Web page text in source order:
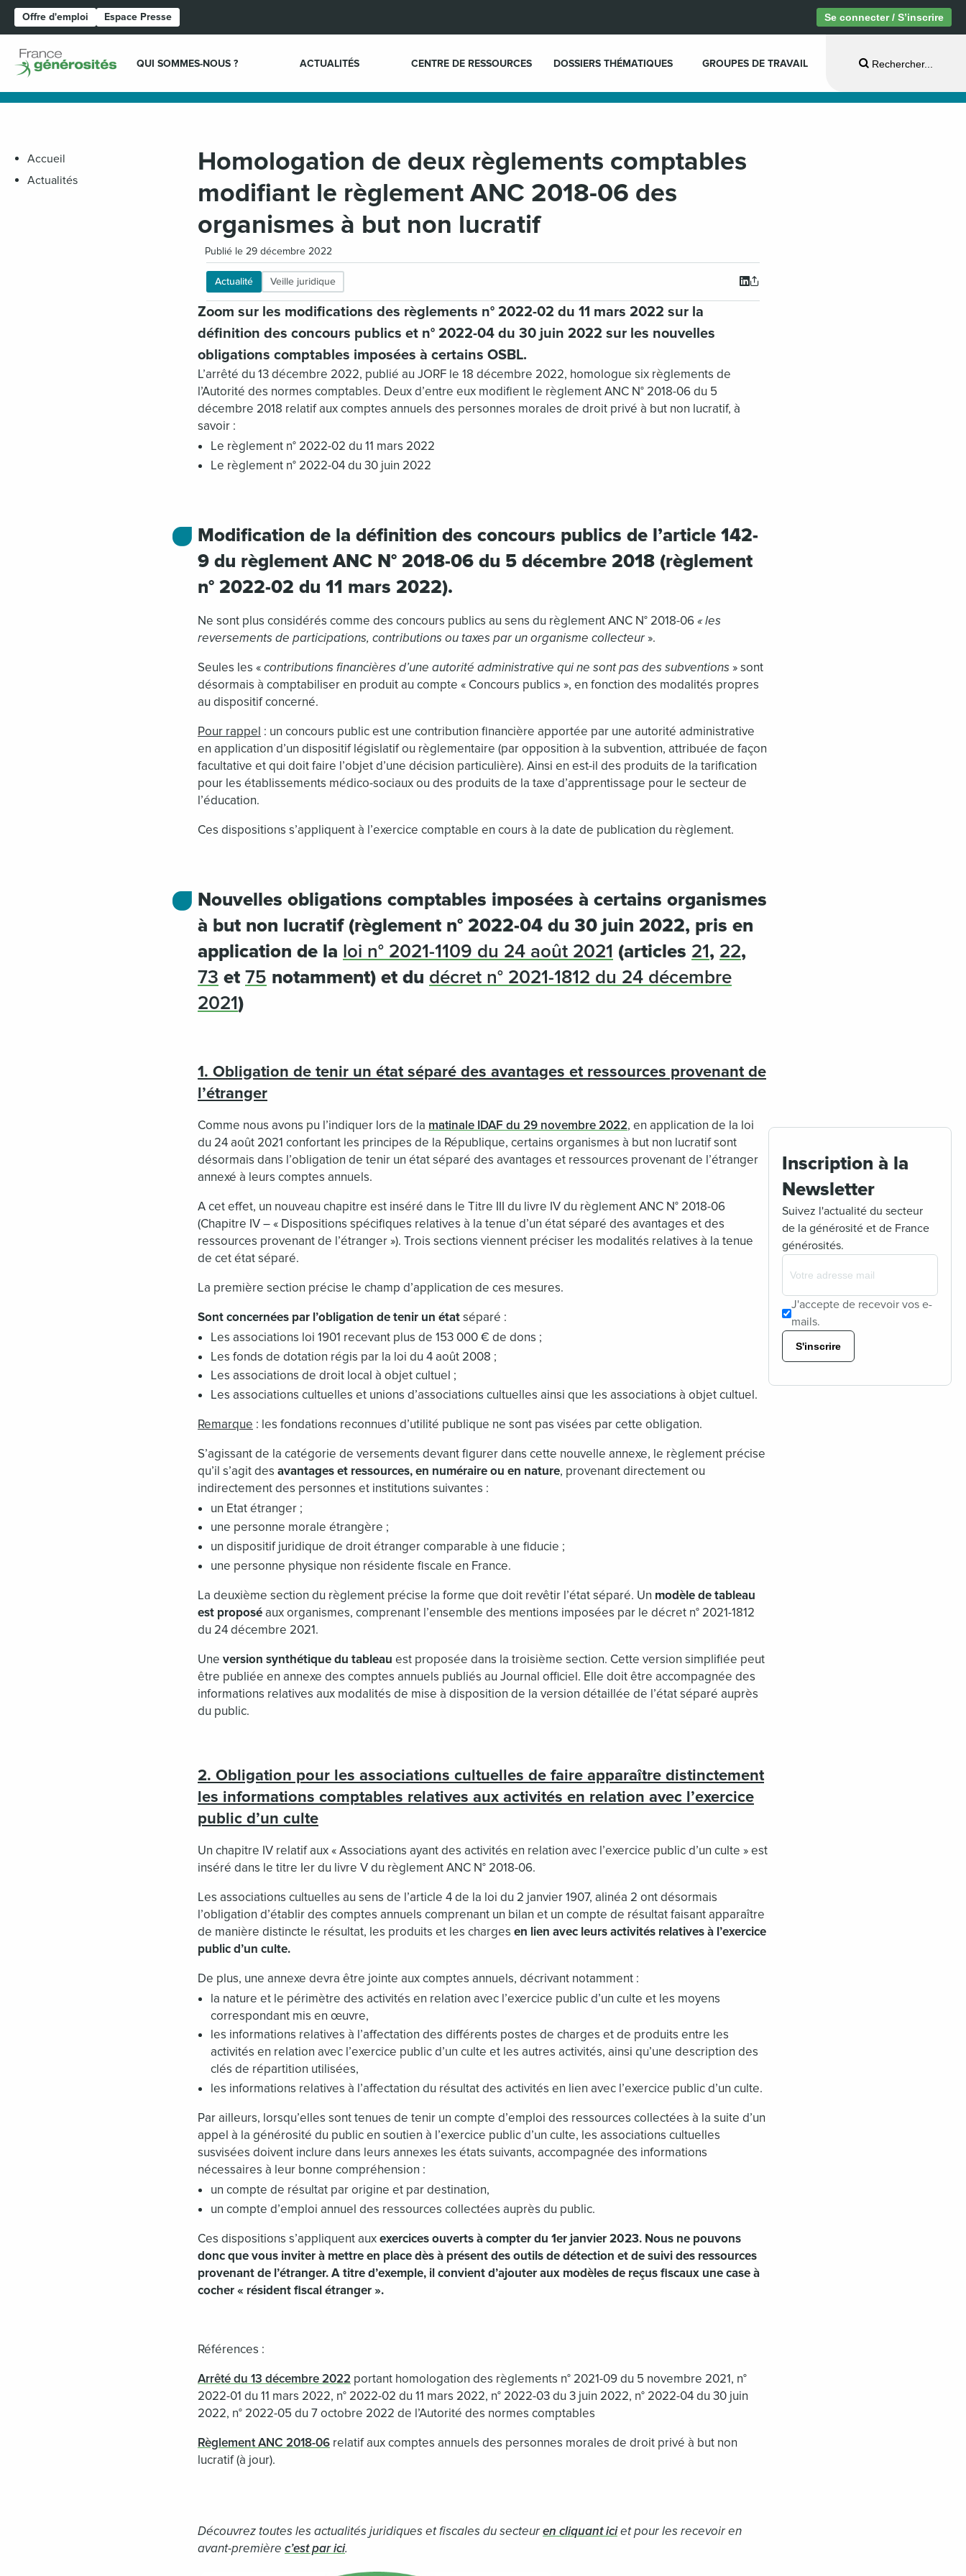
Offre d'emploi Espace Presse Se connecter / S’inscrire
QUI SOMMES-NOUS ? ACTUALITÉS CENTRE DE RESSOURCES DOSSIERS THÉMATIQUES GROUPES DE TRAVAIL Rechercher...
Accueil
Actualités
Homologation de deux règlements comptables
modifiant le règlement ANC 2018-06 des
organismes à but non lucratif
Publié le 29 décembre 2022
Actualité Veille juridique
Zoom sur les modifications des règlements n° 2022-02 du 11 mars 2022 sur la
définition des concours publics et n° 2022-04 du 30 juin 2022 sur les nouvelles
obligations comptables imposées à certains OSBL.
L’arrêté du 13 décembre 2022, publié au JORF le 18 décembre 2022, homologue six règlements de
l’Autorité des normes comptables. Deux d’entre eux modifient le règlement ANC N° 2018-06 du 5
décembre 2018 relatif aux comptes annuels des personnes morales de droit privé à but non lucratif, à
savoir :
Le règlement n° 2022-02 du 11 mars 2022
Le règlement n° 2022-04 du 30 juin 2022
Modification de la définition des concours publics de l’article 142-
9 du règlement ANC N° 2018-06 du 5 décembre 2018 (règlement
n° 2022-02 du 11 mars 2022).
Ne sont plus considérés comme des concours publics au sens du règlement ANC N° 2018-06« les
reversements de participations, contributions ou taxes par un organisme collecteur».
Seules les «contributions financières d’une autorité administrative qui ne sont pas des subventions» sont
désormais à comptabiliser en produit au compte « Concours publics », en fonction des modalités propres
au dispositif concerné.
Pour rappel : un concours public est une contribution financière apportée par une autorité administrative
en application d’un dispositif législatif ou règlementaire (par opposition à la subvention, attribuée de façon
facultative et qui doit faire l’objet d’une décision particulière). Ainsi en est-il des produits de la tarification
pour les établissements médico-sociaux ou des produits de la taxe d’apprentissage pour le secteur de
l’éducation.
Ces dispositions s’appliquent à l’exercice comptable en cours à la date de publication du règlement.
Nouvelles obligations comptables imposées à certains organismes
à but non lucratif (règlement n° 2022-04 du 30 juin 2022, pris en
application de la loi n° 2021-1109 du 24 août 2021 (articles 21, 22,
73 et 75 notamment) et du décret n° 2021-1812 du 24 décembre
2021)
1. Obligation de tenir un état séparé des avantages et ressources provenant de
l’étranger
Comme nous avons pu l’indiquer lors de la matinale IDAF du 29 novembre 2022, en application de la loi
du 24 août 2021 confortant les principes de la République, certains organismes à but non lucratif sont
désormais dans l’obligation de tenir un état séparé des avantages et ressources provenant de l’étranger
annexé à leurs comptes annuels.
A cet effet, un nouveau chapitre est inséré dans le Titre III du livre IV du règlement ANC N° 2018-06
(Chapitre IV – « Dispositions spécifiques relatives à la tenue d’un état séparé des avantages et des
ressources provenant de l’étranger »). Trois sections viennent préciser les modalités relatives à la tenue
de cet état séparé.
La première section précise le champ d’application de ces mesures.
Sont concernées par l’obligation de tenir un étatséparé :
Les associations loi 1901 recevant plus de 153 000 € de dons ;
Les fonds de dotation régis par la loi du 4 août 2008 ;
Les associations de droit local à objet cultuel ;
Les associations cultuelles et unions d’associations cultuelles ainsi que les associations à objet cultuel.
Remarque : les fondations reconnues d’utilité publique ne sont pas visées par cette obligation.
S’agissant de la catégorie de versements devant figurer dans cette nouvelle annexe, le règlement précise
qu’il s’agit des avantages et ressources, en numéraire ou en nature, provenant directement ou
indirectement des personnes et institutions suivantes :
un Etat étranger ;
une personne morale étrangère ;
un dispositif juridique de droit étranger comparable à une fiducie ;
une personne physique non résidente fiscale en France.
La deuxième section du règlement précise la forme que doit revêtir l’état séparé. Un modèle de tableau
est proposé aux organismes, comprenant l’ensemble des mentions imposées par le décret n° 2021-1812
du 24 décembre 2021.
Une version synthétique du tableau est proposée dans la troisième section. Cette version simplifiée peut
être publiée en annexe des comptes annuels publiés au Journal officiel. Elle doit être accompagnée des
informations relatives aux modalités de mise à disposition de la version détaillée de l’état séparé auprès
du public.
2. Obligation pour les associations cultuelles de faire apparaître distinctement
les informations comptables relatives aux activités en relation avec l’exercice
public d’un culte
Un chapitre IV relatif aux « Associations ayant des activités en relation avec l’exercice public d’un culte » est
inséré dans le titre Ier du livre V du règlement ANC N° 2018-06.
Les associations cultuelles au sens de l’article 4 de la loi du 2 janvier 1907, alinéa 2 ont désormais
l’obligation d’établir des comptes annuels comprenant un bilan et un compte de résultat faisant apparaître
de manière distincte le résultat, les produits et les charges en lien avec leurs activités relatives à l’exercice
public d’un culte.
De plus, une annexe devra être jointe aux comptes annuels, décrivant notamment :
la nature et le périmètre des activités en relation avec l’exercice public d’un culte et les moyens
correspondant mis en œuvre,
les informations relatives à l’affectation des différents postes de charges et de produits entre les
activités en relation avec l’exercice public d’un culte et les autres activités, ainsi qu’une description des
clés de répartition utilisées,
les informations relatives à l’affectation du résultat des activités en lien avec l’exercice public d’un culte.
Par ailleurs, lorsqu’elles sont tenues de tenir un compte d’emploi des ressources collectées à la suite d’un
appel à la générosité du public en soutien à l’exercice public d’un culte, les associations cultuelles
susvisées doivent inclure dans leurs annexes les états suivants, accompagnée des informations
nécessaires à leur bonne compréhension :
un compte de résultat par origine et par destination,
un compte d’emploi annuel des ressources collectées auprès du public.
Ces dispositions s’appliquent auxexercices ouvertsà compter du 1er janvier 2023. Nous ne pouvons
donc que vous inviter à mettre en place dès à présent des outils de détection et de suivi des ressources
provenant de l’étranger. A titre d’exemple, il convient d’ajouter aux modèles de reçus fiscaux une case à
cocher « résident fiscal étranger ».
Références :
Arrêté du 13 décembre 2022 portant homologation des règlements n° 2021-09 du 5 novembre 2021, n°
2022-01 du 11 mars 2022, n° 2022-02 du 11 mars 2022, n° 2022-03 du 3 juin 2022, n° 2022-04 du 30 juin
2022, n° 2022-05 du 7 octobre 2022 de l’Autorité des normes comptables
Règlement ANC 2018-06 relatif aux comptes annuels des personnes morales de droit privé à but non
lucratif (à jour).
Découvrez toutes les actualités juridiques et fiscales du secteuren cliquant iciet pour les recevoir en
avant-première c’est par ici.
Inscription à la
Newsletter
Suivez l'actualité du secteur
de la générosité et de France
générosités.
J'accepte de recevoir vos e-
mails.
S'inscrire